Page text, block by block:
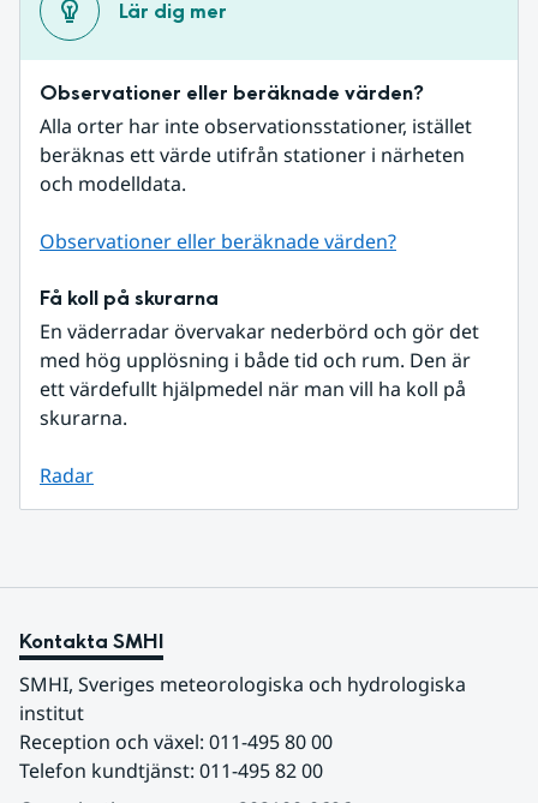
Lär dig mer
Observationer eller beräknade värden?
Alla orter har inte observationsstationer, istället
beräknas ett värde utifrån stationer i närheten
och modelldata.
Observationer eller beräknade värden?
Få koll på skurarna
En väderradar övervakar nederbörd och gör det
med hög upplösning i både tid och rum. Den är
ett värdefullt hjälpmedel när man vill ha koll på
skurarna.
Radar
Kontakta SMHI
SMHI, Sveriges meteorologiska och hydrologiska
institut
Reception och växel: 011-495 80 00
Telefon kundtjänst: 011-495 82 00